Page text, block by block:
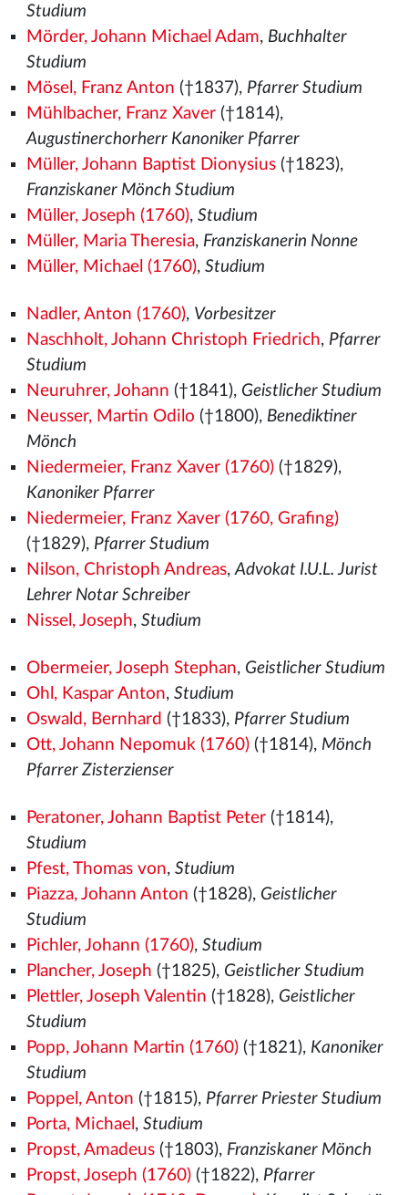
Studium
Mörder, Johann Michael Adam, Buchhalter
Studium
Mösel, Franz Anton (†1837), Pfarrer Studium
Mühlbacher, Franz Xaver(†1814),
Augustinerchorherr Kanoniker Pfarrer
Müller, Johann Baptist Dionysius(†1823),
Franziskaner Mönch Studium
Müller, Joseph (1760), Studium
Müller, Maria Theresia, Franziskanerin Nonne
Müller, Michael (1760), Studium
Nadler, Anton (1760), Vorbesitzer
Naschholt, Johann Christoph Friedrich, Pfarrer
Studium
Neuruhrer, Johann (†1841), Geistlicher Studium
Neusser, Martin Odilo (†1800), Benediktiner
Mönch
Niedermeier, Franz Xaver (1760)(†1829),
Kanoniker Pfarrer
Niedermeier, Franz Xaver (1760, Grafing)
(†1829), Pfarrer Studium
Nilson, Christoph Andreas,Advokat I.U.L. Jurist
Lehrer Notar Schreiber
Nissel, Joseph, Studium
Obermeier, Joseph Stephan, Geistlicher Studium
Ohl, Kaspar Anton, Studium
Oswald, Bernhard (†1833), Pfarrer Studium
Ott, Johann Nepomuk (1760)(†1814), Mönch
Pfarrer Zisterzienser
Peratoner, Johann Baptist Peter(†1814),
Studium
Pfest, Thomas von, Studium
Piazza, Johann Anton (†1828), Geistlicher
Studium
Pichler, Johann (1760), Studium
Plancher, Joseph (†1825), Geistlicher Studium
Plettler, Joseph Valentin (†1828), Geistlicher
Studium
Popp, Johann Martin (1760)(†1821), Kanoniker
Studium
Poppel, Anton (†1815), Pfarrer Priester Studium
Porta, Michael , Studium
Propst, Amadeus(†1803), Franziskaner Mönch
Propst, Joseph (1760)(†1822), Pfarrer